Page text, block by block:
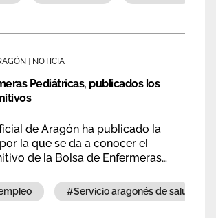
NOTICIA
Pediátricas, publicados los
de Aragón ha publicado la
la que se da a conocer el
de la Bolsa de Enfermeras
empleo #servicio aragonés de salud